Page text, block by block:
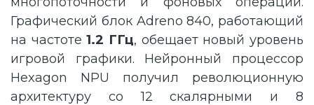
Графический блок Adreno 840, работающий
на частоте1.2 ГГц, обещает новый уровень
игровой графики. Нейронный процессор
Hexagon NPU получил революционную
архитектуру со 12 скалярными и 8